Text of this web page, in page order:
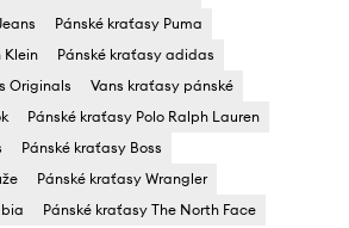
Pánské kraťasy Puma
Klein
Pánské kraťasy adidas
Originals
Vans kraťasy pánské
Pánské kraťasy Polo Ralph Lauren
Pánské kraťasy Boss
Pánské kraťasy Wrangler
Pánské kraťasy The North Face